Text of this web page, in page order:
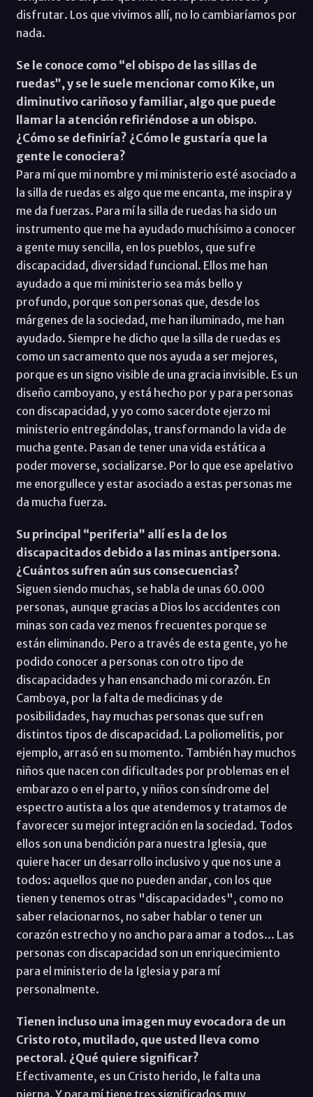
disfrutar. Los que vivimos allí, no lo cambiaríamos por
nada.
Se le conoce como “el obispo de las sillas de
ruedas”, y se le suele mencionar como Kike, un
diminutivo cariñoso y familiar, algo que puede
llamar la atención refiriéndose a un obispo.
¿Cómo se definiría? ¿Cómo le gustaría que la
gente le conociera?
Para mí que mi nombre y mi ministerio esté asociado a
la silla de ruedas es algo que me encanta, me inspira y
me da fuerzas. Para mí la silla de ruedas ha sido un
instrumento que me ha ayudado muchísimo a conocer
a gente muy sencilla, en los pueblos, que sufre
discapacidad, diversidad funcional. Ellos me han
ayudado a que mi ministerio sea más bello y
profundo, porque son personas que, desde los
márgenes de la sociedad, me han iluminado, me han
ayudado. Siempre he dicho que la silla de ruedas es
como un sacramento que nos ayuda a ser mejores,
porque es un signo visible de una gracia invisible. Es un
diseño camboyano, y está hecho por y para personas
con discapacidad, y yo como sacerdote ejerzo mi
ministerio entregándolas, transformando la vida de
mucha gente. Pasan de tener una vida estática a
poder moverse, socializarse. Por lo que ese apelativo
me enorgullece y estar asociado a estas personas me
da mucha fuerza.
Su principal “periferia” allí es la de los
discapacitados debido a las minas antipersona.
¿Cuántos sufren aún sus consecuencias?
Siguen siendo muchas, se habla de unas 60.000
personas, aunque gracias a Dios los accidentes con
minas son cada vez menos frecuentes porque se
están eliminando. Pero a través de esta gente, yo he
podido conocer a personas con otro tipo de
discapacidades y han ensanchado mi corazón. En
Camboya, por la falta de medicinas y de
posibilidades, hay muchas personas que sufren
distintos tipos de discapacidad. La poliomelitis, por
ejemplo, arrasó en su momento. También hay muchos
niños que nacen con dificultades por problemas en el
embarazo o en el parto, y niños con síndrome del
espectro autista a los que atendemos y tratamos de
favorecer su mejor integración en la sociedad. Todos
ellos son una bendición para nuestra Iglesia, que
quiere hacer un desarrollo inclusivo y que nos une a
todos: aquellos que no pueden andar, con los que
tienen y tenemos otras "discapacidades", como no
saber relacionarnos, no saber hablar o tener un
corazón estrecho y no ancho para amar a todos... Las
personas con discapacidad son un enriquecimiento
para el ministerio de la Iglesia y para mí
personalmente.
Tienen incluso una imagen muy evocadora de un
Cristo roto, mutilado, que usted lleva como
pectoral. ¿Qué quiere significar?
Efectivamente, es un Cristo herido, le falta una
pierna. Y para mí tiene tres significados muy